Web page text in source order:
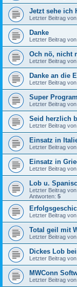
Jetzt sehe ich
Letzter Beitrag von
Danke
Letzter Beitrag von
Och nö, nicht
Letzter Beitrag von
Danke an die
Letzter Beitrag von
Super
Letzter Beitrag von
Seid herzlich
Letzter Beitrag von
Einsatz in
Letzter Beitrag von
Einsatz in
Letzter Beitrag von
Lob u.
Letzter Beitrag von
Antworten: 5
Letzter Beitrag von
Total geil mit
Letzter Beitrag von
Dickes Lob
Letzter Beitrag von
MWConn
Letzter Beitrag von